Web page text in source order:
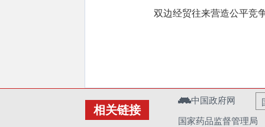
双边经贸往来营造公平竞
相关链接
中国政府网
国家药品监督管理局